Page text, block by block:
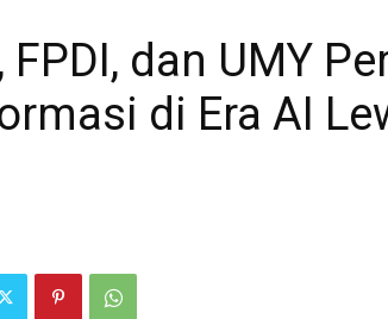
dan UMY
di Era AI